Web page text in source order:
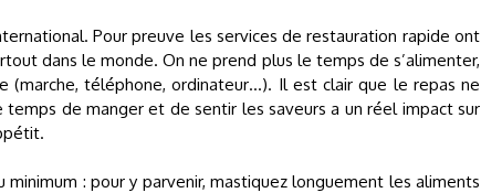
Pour preuve les services de restauration rapide ont
dans le monde. On ne prend plus le temps de s’alimenter,
(marche, téléphone, ordinateur…). Il est clair que le repas ne
de manger et de sentir les saveurs a un réel impact sur
: pour y parvenir, mastiquez longuement les aliments